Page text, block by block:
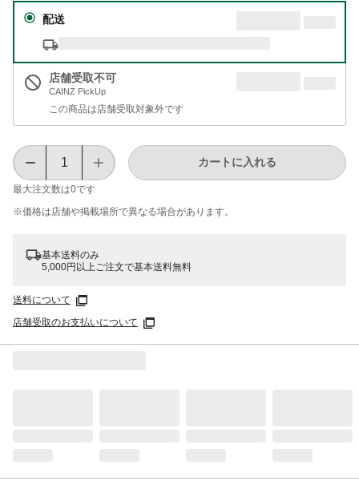
配送
店舗受取不可
CAINZ PickUp
この商品は店舗受取対象外です
最大注文数は0です
カートに入れる
※価格は​店舗や​掲載場所で​異なる​場合が​あります。
基本送料のみ
5,000円以上ご注文で基本送料無料
送料について
店舗受取のお支払いについて